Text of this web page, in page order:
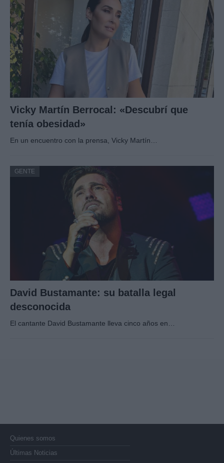
Vicky Martín Berrocal: «Descubrí que
tenía obesidad»
En un encuentro con la prensa, Vicky Martín…
GENTE
David Bustamante: su batalla legal
desconocida
El cantante David Bustamante lleva cinco años en…
Quienes somos
Últimas Noticias